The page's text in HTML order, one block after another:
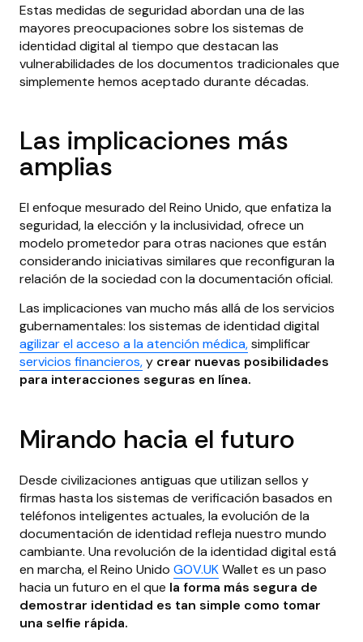
Estas medidas de seguridad abordan una de las
mayores preocupaciones sobre los sistemas de
identidad digital al tiempo que destacan las
vulnerabilidades de los documentos tradicionales que
simplemente hemos aceptado durante décadas.
Las implicaciones más
amplias
El enfoque mesurado del Reino Unido, que enfatiza la
seguridad, la elección y la inclusividad, ofrece un
modelo prometedor para otras naciones que están
considerando iniciativas similares que reconfiguran la
relación de la sociedad con la documentación oficial.
Las implicaciones van mucho más allá de los servicios
gubernamentales: los sistemas de identidad digital
agilizar el acceso a la atención médica,simplificar
servicios financieros,y crear nuevas posibilidades
para interacciones seguras en línea.
Mirando hacia el futuro
Desde civilizaciones antiguas que utilizan sellos y
firmas hasta los sistemas de verificación basados en
teléfonos inteligentes actuales, la evolución de la
documentación de identidad refleja nuestro mundo
cambiante. Una revolución de la identidad digital está
en marcha, el Reino Unido GOV.UKWallet es un paso
hacia un futuro en el que la forma más segura de
demostrar identidad es tan simple como tomar
una selfie rápida.